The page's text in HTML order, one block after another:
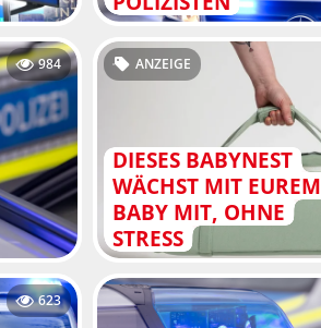
984
DIESES BABYNEST
WÄCHST MIT EUREM
BABY MIT, OHNE
STRESS
ANZEIGE
623